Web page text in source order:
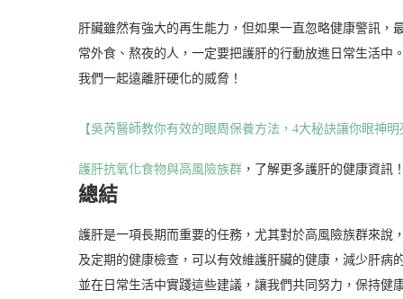
肝臟雖然有強大的再生能力，但如果一直忽略健康警訊
常外食、熬夜的人，一定要把護肝的行動放進日常生活
我們一起遠離肝硬化的威脅！
【吳芮醫師教你有效的眼周保養方法，4大秘訣讓你眼神明
護肝抗氧化食物與高風險族群 ，了解更多護肝的健康資訊
總結
護肝是一項長期而重要的任務，尤其對於高風險族群來說
及定期的健康檢查，可以有效維護肝臟的健康，減少肝
並在日常生活中實踐這些建議，讓我們共同努力，保持健